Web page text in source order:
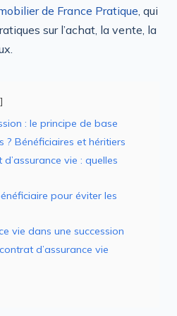
de France Pratique, qui
sur l’achat, la vente, la
: le principe de base
? Bénéficiaires et héritiers
vie : quelles
pour éviter les
vie dans une succession
d’assurance vie